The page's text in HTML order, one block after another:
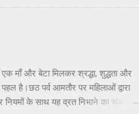
रियलिटी शो से किसी भी मायने में
के इतिहास में स्वर्णाक्षरों में दर्ज कराया।
सफलता के...
माँ और बेटा मिलकर श्रद्धा, शुद्धता और
है।छठ पर्व आमतौर पर महिलाओं द्वारा
नियमों के साथ यह व्रत निभाने का संकल्प